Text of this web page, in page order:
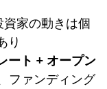
資家の動きは個
り
ート + オープン
ファンディング